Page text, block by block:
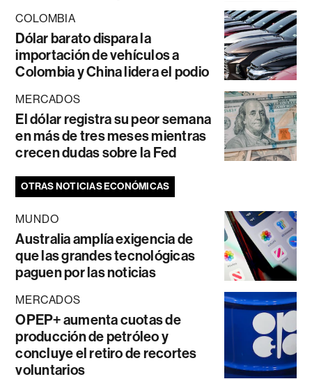
COLOMBIA
Dólar barato dispara la
importación de vehículos a
Colombia y China lidera el podio
MERCADOS
El dólar registra su peor semana
en más de tres meses mientras
crecen dudas sobre la Fed
OTRAS NOTICIAS ECONÓMICAS
MUNDO
Australia amplía exigencia de
que las grandes tecnológicas
paguen por las noticias
MERCADOS
OPEP+ aumenta cuotas de
producción de petróleo y
concluye el retiro de recortes
voluntarios